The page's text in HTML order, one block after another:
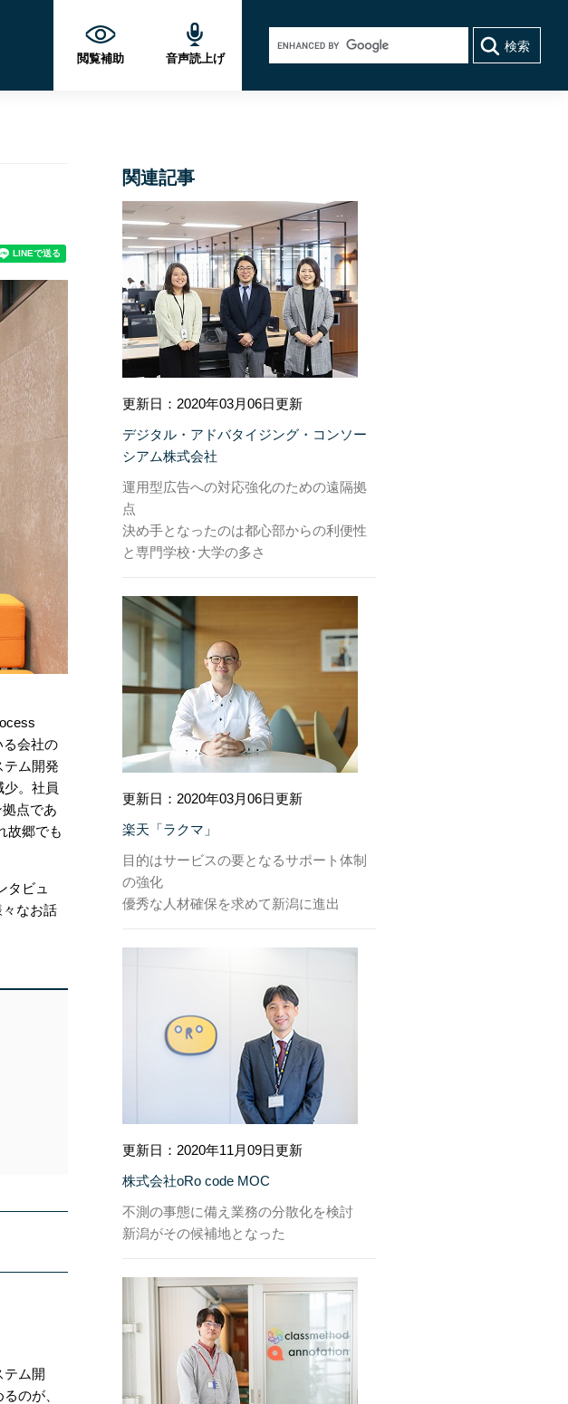
閲覧補助 音声読上げ
タ
る会社の
テム開発
。社員
点であ
故郷でも
タビュ
なお話
テム開
のが、
関連記事
更新日：2020年03月06日更新
デジタル・アドバタイジング・コンソー
シアム株式会社
運用型広告への対応強化のための遠隔拠
点
決め手となったのは都心部からの利便性
と専門学校･大学の多さ
更新日：2020年03月06日更新
楽天「ラクマ」
目的はサービスの要となるサポート体制
の強化
優秀な人材確保を求めて新潟に進出
更新日：2020年11月09日更新
株式会社oRo code MOC
不測の事態に備え業務の分散化を検討
新潟がその候補地となった